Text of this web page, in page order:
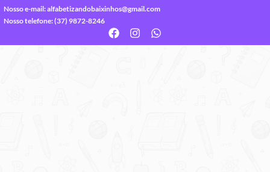
Nosso e-mail:alfabetizandobaixinhos@gmail.com
Nosso telefone: (37) 9872-8246